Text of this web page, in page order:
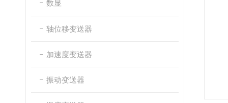
数显
轴位移变送器
加速度变送器
振动变送器